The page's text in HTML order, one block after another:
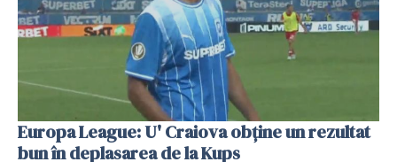
Europa League: U' Craiova obține un rezultat
bun în deplasarea de la Kups